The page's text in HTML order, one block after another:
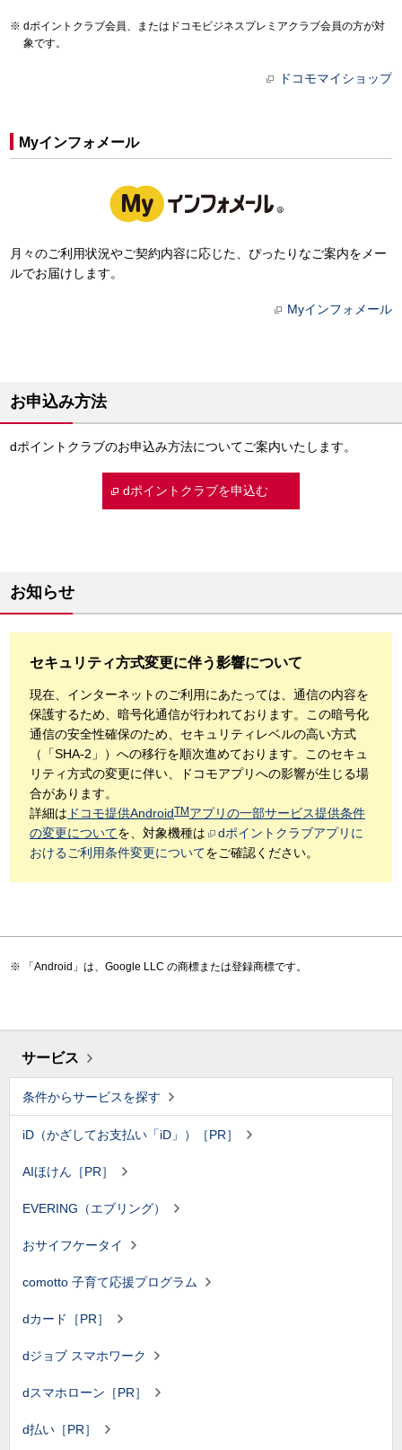
dポイントクラブ会員、またはドコモビジネスプレミアクラブ会員の方が対
象です。
ドコモマイショップ
Myインフォメール
月々のご利用状況やご契約内容に応じた、ぴったりなご案内をメー
ルでお届けします。
Myインフォメール
お申込み方法
dポイントクラブのお申込み方法についてご案内いたします。
dポイントクラブを申込む
お知らせ
セキュリティ方式変更に伴う影響について
現在、インターネットのご利用にあたっては、通信の内容を
保護するため、暗号化通信が行われております。この暗号化
通信の安全性確保のため、セキュリティレベルの高い方式
（「SHA-2」）への移行を順次進めております。このセキュ
リティ方式の変更に伴い、ドコモアプリへの影響が生じる場
合があります。
詳細は ドコモ提供AndroidTM アプリの一部サービス提供条件
の変更についてを、対象機種は
dポイントクラブアプリに
おけるご利用条件変更についてをご確認ください。
「Android」は、Google LLC の商標または登録商標です。
サービス
条件からサービスを探す
iD（かざしてお支払い「iD」）［PR］
AIほけん［PR］
EVERING（エブリング）
おサイフケータイ
comotto 子育て応援プログラム
dカード［PR］
dジョブ スマホワーク
dスマホローン［PR］
d払い［PR］